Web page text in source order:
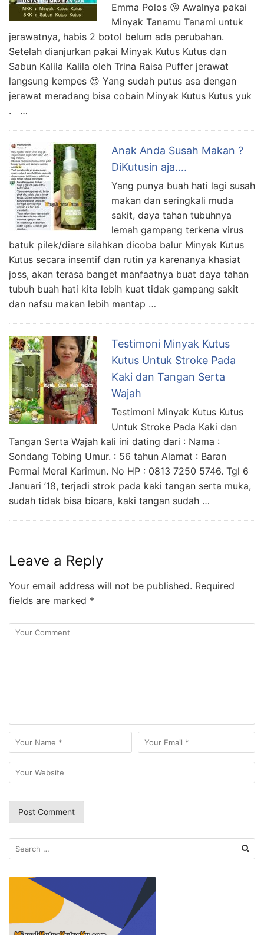
Emma Polos 😘 Awalnya pakai
Minyak Tanamu Tanami untuk
jerawatnya, habis 2 botol belum ada perubahan.
Setelah dianjurkan pakai Minyak Kutus Kutus dan
Sabun Kalila Kalila oleh Trina Raisa Puffer jerawat
langsung kempes 😍 Yang sudah putus asa dengan
jerawat meradang bisa cobain Minyak Kutus Kutus yuk
. …
Anak Anda Susah Makan ?
DiKutusin aja….
Yang punya buah hati lagi susah
makan dan seringkali muda
sakit, daya tahan tubuhnya
lemah gampang terkena virus
batuk pilek/diare silahkan dicoba balur Minyak Kutus
Kutus secara insentif dan rutin ya karenanya khasiat
joss, akan terasa banget manfaatnya buat daya tahan
tubuh buah hati kita lebih kuat tidak gampang sakit
dan nafsu makan lebih mantap …
Testimoni Minyak Kutus
Kutus Untuk Stroke Pada
Kaki dan Tangan Serta
Wajah
Testimoni Minyak Kutus Kutus
Untuk Stroke Pada Kaki dan
Tangan Serta Wajah kali ini dating dari : Nama :
Sondang Tobing Umur. : 56 tahun Alamat : Baran
Permai Meral Karimun. No HP : 0813 7250 5746. Tgl 6
Januari ’18, terjadi strok pada kaki tangan serta muka,
sudah tidak bisa bicara, kaki tangan sudah …
Leave a Reply
Your email address will not be published. Required
fields are marked *
Search
for: